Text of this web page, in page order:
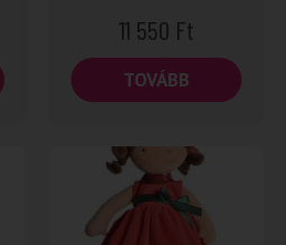
11 550 Ft
TOVÁBB